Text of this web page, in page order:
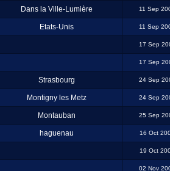
Dans la Ville-Lumière 11 Sep
Etats-Unis 11 Sep
17 Sep
17 Sep
Strasbourg 24 Sep
Montigny les Metz 24 Sep
Montauban 25 Sep
haguenau 16 Oct
19 Oct
02 Nov